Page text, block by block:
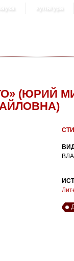
наука культура
(ЮРИЙ